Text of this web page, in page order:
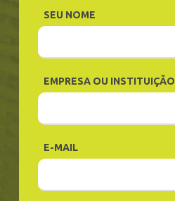
SEU NOME
EMPRESA OU INSTITUIÇÃO
E-MAIL